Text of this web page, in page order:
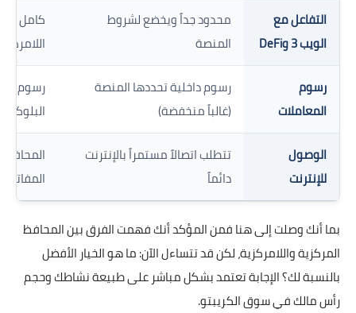
التفاعل مع
الويب 3 وDeFi
محدود جداً ويخضع لشروط
المنصة
كامل
رسوم
المعاملات
رسوم داخلية تحددها المنصة
(غالباً منخفضة)
الوصول
للإنترنت
تتطلب اتصالاً مستمراً بالإنترنت
دائماً
بما أنك وصلت إلى هنا فمن المؤكد أنك فهمت الفرق بين المحافظ
المركزية واللامركزية، لكن قد تتساءل الآن: ما هو الخيار الأفضل
بالنسبة لك؟ الإجابة تعتمد بشكل مباشر على طبيعة نشاطك وحجم
رأس مالك في سوق الكريبتو.